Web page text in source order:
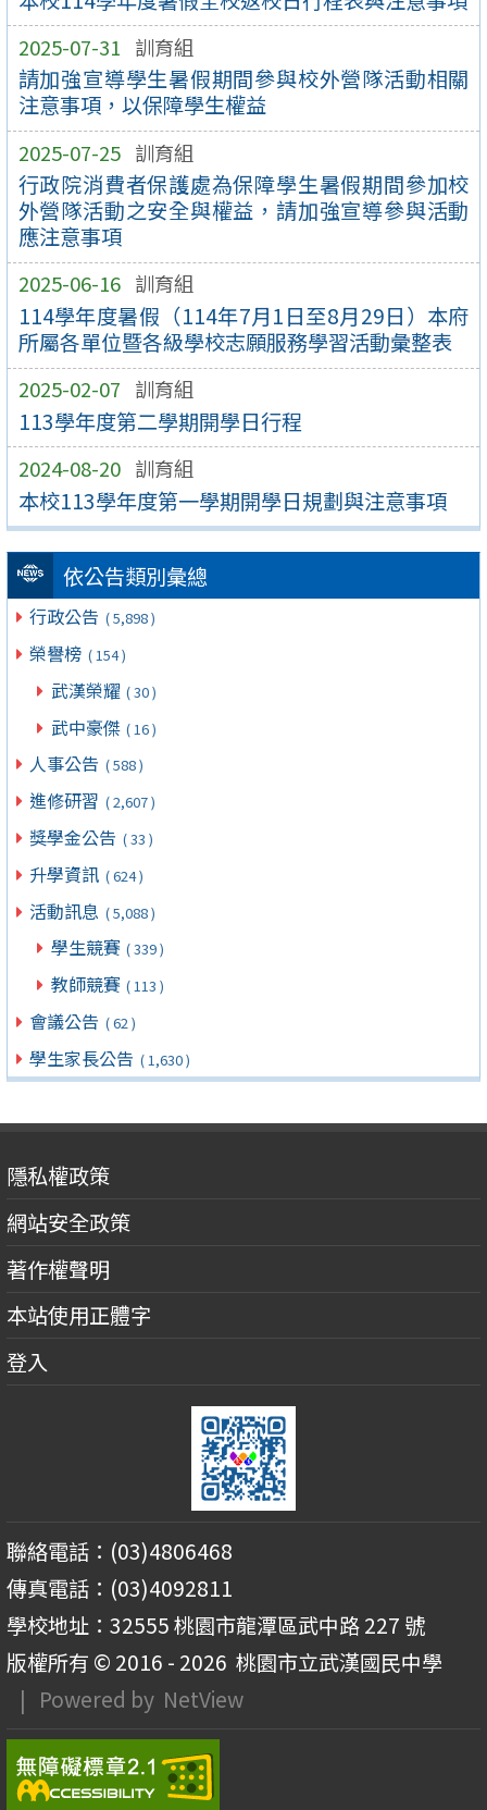
2025-07-31 訓育組
請加強宣導學生暑假期間參與校外營隊活動相關
注意事項，以保障學生權益
2025-07-25 訓育組
行政院消費者保護處為保障學生暑假期間參加校
外營隊活動之安全與權益，請加強宣導參與活動
應注意事項
2025-06-16 訓育組
114學年度暑假（114年7月1日至8月29日）本府
所屬各單位暨各級學校志願服務學習活動彙整表
2025-02-07 訓育組
113學年度第二學期開學日行程
2024-08-20 訓育組
本校113學年度第一學期開學日規劃與注意事項
依公告類別彙總
行政公告 ( 5,898 )
榮譽榜 ( 154 )
武漢榮耀 ( 30 )
武中豪傑 ( 16 )
人事公告 ( 588 )
進修研習 ( 2,607 )
獎學金公告 ( 33 )
升學資訊 ( 624 )
活動訊息 ( 5,088 )
學生競賽 ( 339 )
教師競賽 ( 113 )
會議公告 ( 62 )
學生家長公告 ( 1,630 )
隱私權政策
網站安全政策
著作權聲明
本站使用正體字
登入
聯絡電話：(03)4806468
傳真電話：(03)4092811
學校地址：32555 桃園市龍潭區武中路 227 號
版權所有 © 2016 - 2026 桃園市立武漢國民中學
| Powered by NetView